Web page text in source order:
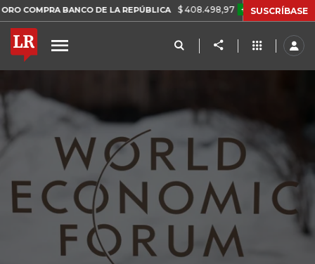
BANCO DE LA REPÚBLICA $ 408.498,97 +$ 8.753,81 +2,19%
SUSCRÍBASE